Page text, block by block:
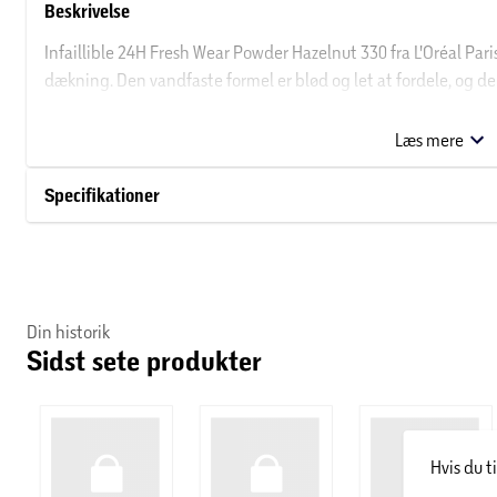
Beskrivelse
Infaillible 24H Fresh Wear Powder Hazelnut 330 fra L'Oréal
dækning. Den vandfaste formel er blød og let at fordele, og
L'Oréal Paris er et af verdens førende kosmetikmærker og har
dokumenteret effekt inden for hårfarve, hudpleje og makeup.
Læs mere
Specifikationer
Din historik
Sidst sete produkter
Hvis du